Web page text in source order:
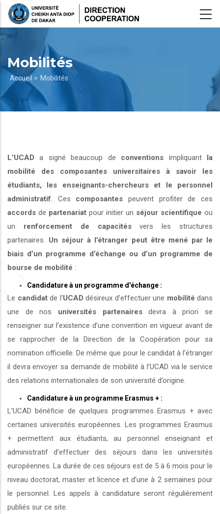
Aller
Mobilités
Fil
d'Ariane
Accueil > Mobilités
L’UCAD a signé beaucoup de conventions impliquant la
mobilité des composantes universitaires à savoir les
étudiants, les enseignants-chercheurs et le personnel
administratif . Ces composantes peuvent profiter de ces
accords de partenariat pour initier un séjour scientifique ou
un renforcement de capacitésvers les structures
partenaires. Un séjour à l’étranger peut être mené par le
biais d’un programme d’échange ou d’un programme de
bourse de mobilité :
Candidature à un programme d'échange :
Le candidatde l’UCAD désireux d’effectuer une mobilité dans
une de nos universités partenairesdevra à priori se
renseigner sur l’existence d’une convention en vigueur avant de
se rapprocher de la Direction de la Coopération pour sa
nomination officielle. De même que pour le candidat à l’étranger
il devra envoyer sa demande de mobilité à l’UCAD via le service
des relations internationales de son université d’origine.
Candidature à un programme Erasmus + :
L’UCAD bénéficie de quelques programmes Erasmus + avec
certaines universités européennes. Les programmes Erasmus
+ permettent aux étudiants, au personnel enseignant et
administratif d’effectuer des séjours dans les universités
européennes. La durée de ces séjours est de 5 à 6 mois pour le
niveau doctorat, master et licence et d’une à 2 semaines pour
le personnel. Les appels à candidature seront régulièrement
publiés sur ce site.